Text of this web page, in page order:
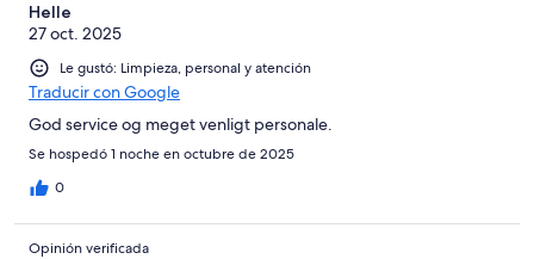
Helle
27 oct. 2025
Le gustó: Limpieza, personal y atención
Traducir con Google
God service og meget venligt personale.
Se hospedó 1 noche en octubre de 2025
0
Opinión verificada